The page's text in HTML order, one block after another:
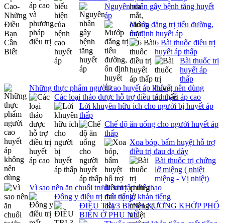
Nguyên nhân gây bệnh tăng huyết
áp
Mướp đắng trị tiểu đường,
ổn định huyết áp
6 Bài thuốc điều trị
huyết áp thấp
Bài thuốc trị
huyết áp
thấp
Những thực phẩm người cao huyết áp không nên dùng
Các loại thảo dược hỗ trợ điều trị huyết áp cao
Lời khuyên hữu ích cho người bị huyết áp
thấp
Chế độ ăn uống cho người huyết áp
thấp
Xoa bóp, bấm huyệt hỗ trợ
điều trị đau dạ dày
Bài thuốc trị chứng
lở miệng ( nhiệt
miệng - Vị nhiệt)
Vì sao nên ăn chuối trước khi tập thể thao
Đông y điều trị mất tiếng, khản tiếng
ĐIỀU TRỊ 3 BỆNH XƯƠNG KHỚP PHỔ
BIẾN Ở PHỤ NỮ